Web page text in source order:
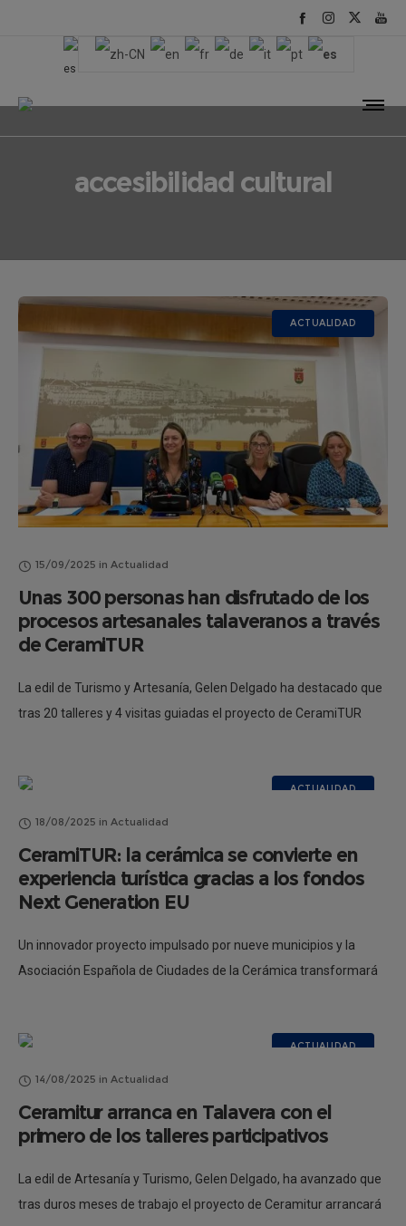
accesibilidad cultural
ACTUALIDAD
15/09/2025 in Actualidad
Unas 300 personas han disfrutado de los
procesos artesanales talaveranos a través
de CeramiTUR
La edil de Turismo y Artesanía, Gelen Delgado ha destacado que
tras 20 talleres y 4 visitas guiadas el proyecto de CeramiTUR
ACTUALIDAD
18/08/2025 in Actualidad
CeramiTUR: la cerámica se convierte en
experiencia turística gracias a los fondos
Next Generation EU
Un innovador proyecto impulsado por nueve municipios y la
Asociación Española de Ciudades de la Cerámica transformará
ACTUALIDAD
14/08/2025 in Actualidad
Ceramitur arranca en Talavera con el
primero de los talleres participativos
La edil de Artesanía y Turismo, Gelen Delgado, ha avanzado que
tras duros meses de trabajo el proyecto de Ceramitur arrancará